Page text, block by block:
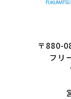
〒880-
フリ